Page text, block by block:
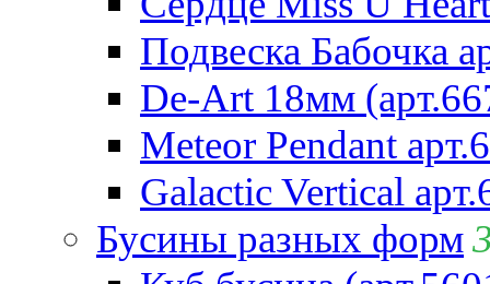
Подвеска Бабочка
De-Art 18мм
Meteor Pendant
Galactic Vertical
Бусины разных форм